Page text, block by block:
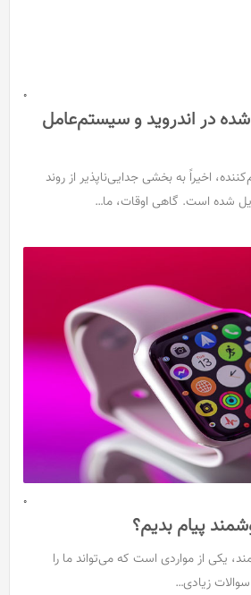
0
در اندروید و سیستم‌عامل
اخیراً به بخشی جدایی‌ناپذیر از روند
شده است. گاهی اوقات، ما…
0
پیام بدیم؟
یکی از مواردی است که می‌تواند ما را
زیادی…